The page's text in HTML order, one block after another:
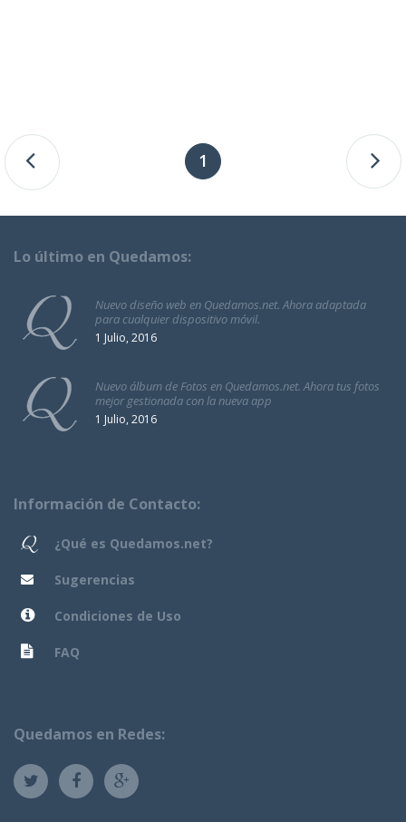
1
Lo último en Quedamos:
Nuevo diseño web en Quedamos.net. Ahora adaptada
para cualquier dispositivo móvil.
1 Julio, 2016
Nuevo álbum de Fotos en Quedamos.net. Ahora tus fotos
mejor gestionada con la nueva app
1 Julio, 2016
Información de Contacto:
¿Qué es Quedamos.net?
Sugerencias
Condiciones de Uso
FAQ
Quedamos en Redes: